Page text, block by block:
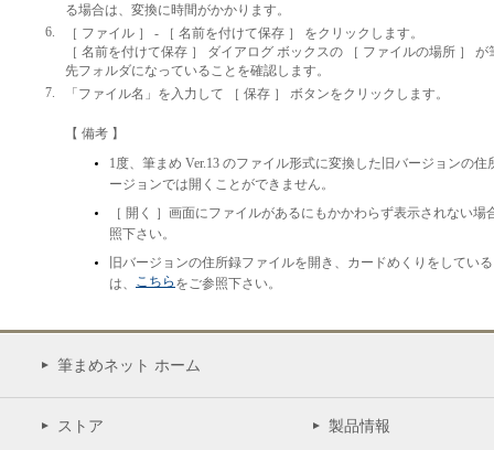
る場合は、変換に時間がかかります。
6.
［ ファイル ］ - ［ 名前を付けて保存 ］ をクリックします。
［ 名前を付けて保存 ］ ダイアログ ボックスの ［ ファイルの場所 ］ が
先フォルダになっていることを確認します。
7.
「ファイル名」を入力して ［ 保存 ］ ボタンをクリックします。
【 備考 】
1度、筆まめ Ver.13 のファイル形式に変換した旧バージョンの
ージョンでは開くことができません。
［ 開く ］画面にファイルがあるにもかかわらず表示されない場
照下さい。
旧バージョンの住所録ファイルを開き、カードめくりをしてい
は、 こちら をご参照下さい。
筆まめネット ホーム
ストア 製品情報